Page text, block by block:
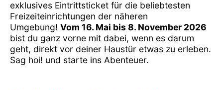
exklusives Eintrittsticket für die beliebtesten
Freizeiteinrichtungen der näheren
Umgebung! Vom 16. Mai bis 8. November 2026
bist du ganz vorne mit dabei, wenn es darum
geht, direkt vor deiner Haustür etwas zu erleben.
Sag hoi! und starte ins Abenteuer.